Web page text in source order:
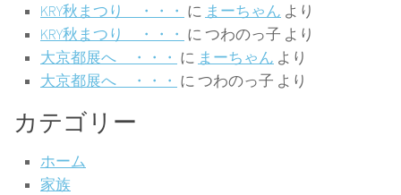
KRY秋まつり ・・・ に まーちゃん より
KRY秋まつり ・・・ に つわのっ子 より
大京都展へ ・・・ に まーちゃん より
大京都展へ ・・・ に つわのっ子 より
カテゴリー
ホーム
家族